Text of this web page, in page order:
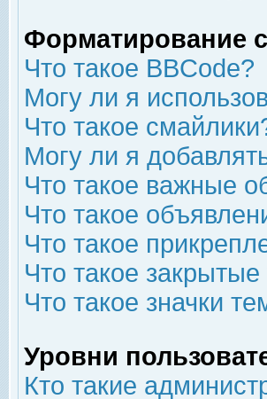
Форматирование
Что такое BBCode?
Могу ли я
Что такое
Могу ли я
Что такое важные
Что такое
Что такое
Что такое
Что такое значки
Уровни
Кто такие